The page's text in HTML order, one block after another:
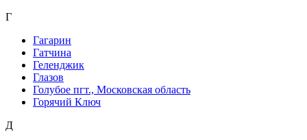
Г
Гагарин
Гатчина
Геленджик
Глазов
Голубое пгт., Московская область
Горячий Ключ
Д